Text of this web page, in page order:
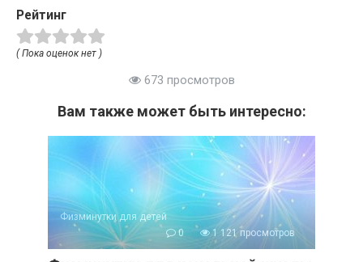
Рейтинг
( Пока оценок нет )
673 просмотров
Вам также может быть интересно:
Физминутки для детей
0
1 121 просмотров